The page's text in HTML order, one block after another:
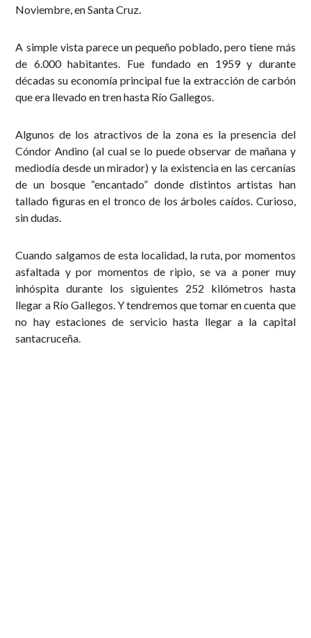
Noviembre, en Santa Cruz.
A simple vista parece un pequeño poblado, pero tiene más
de 6.000 habitantes. Fue fundado en 1959 y durante
décadas su economía principal fue la extracción de carbón
que era llevado en tren hasta Río Gallegos.
Algunos de los atractivos de la zona es la presencia del
Cóndor Andino (al cual se lo puede observar de mañana y
mediodía desde un mirador) y la existencia en las cercanías
de un bosque “encantado” donde distintos artistas han
tallado figuras en el tronco de los árboles caídos. Curioso,
sin dudas.
Cuando salgamos de esta localidad, la ruta, por momentos
asfaltada y por momentos de ripio, se va a poner muy
inhóspita durante los siguientes 252 kilómetros hasta
llegar a Río Gallegos. Y tendremos que tomar en cuenta que
no hay estaciones de servicio hasta llegar a la capital
santacruceña.